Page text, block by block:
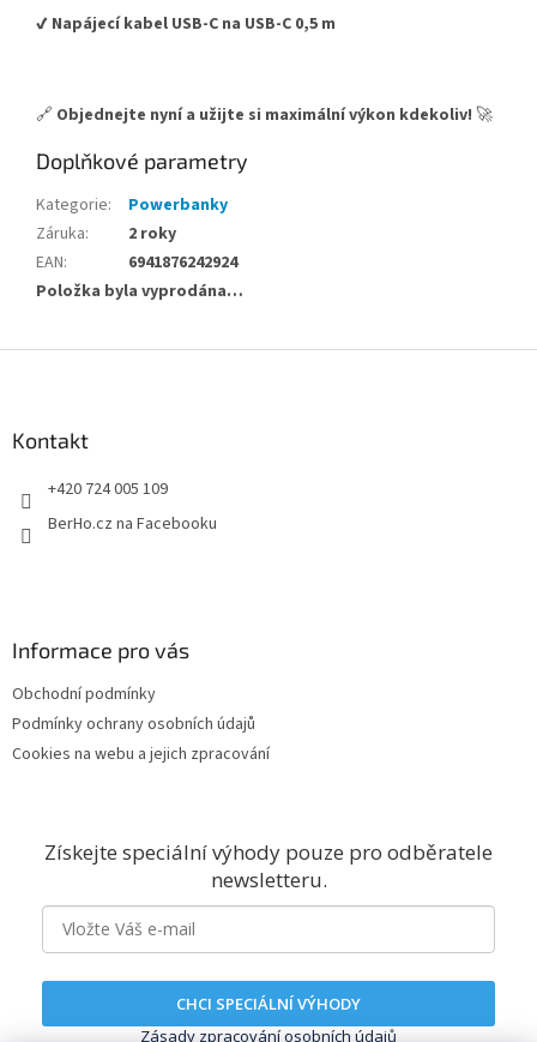
✔️ Napájecí kabel USB-C na USB-C 0,5 m
🔗 Objednejte nyní a užijte si maximální výkon kdekoliv! 🚀
Doplňkové parametry
Kategorie:
Powerbanky
Záruka:
2 roky
EAN:
6941876242924
Položka byla vyprodána…
Kontakt
+420 724 005 109
BerHo.cz na Facebooku
Informace pro vás
Obchodní podmínky
Podmínky ochrany osobních údajů
Cookies na webu a jejich zpracování
Získejte speciální výhody pouze pro odběratele
newsletteru.
CHCI SPECIÁLNÍ VÝHODY
Zásady zpracování osobních údajů